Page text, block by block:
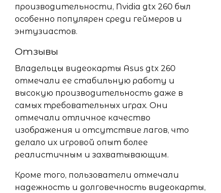
производительности, Nvidia gtx 260 был
особенно популярен среди геймеров и
энтузиастов.
Отзывы
Владельцы видеокарты Asus gtx 260
отмечали ее стабильную работу и
высокую производительность даже в
самых требовательных играх. Они
отмечали отличное качество
изображения и отсутствие лагов, что
делало их игровой опыт более
реалистичным и захватывающим.
Кроме того, пользователи отмечали
надежность и долговечность видеокарты,